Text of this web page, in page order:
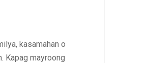
kasamahan o
Kapag mayroong